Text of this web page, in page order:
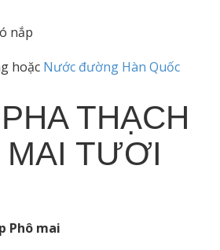
nắp
hoặc Nước đường Hàn Quốc
THẠCH
MAI TƯƠI
Phô mai